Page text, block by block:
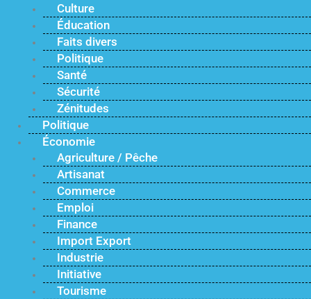
Culture
Éducation
Faits divers
Politique
Santé
Sécurité
Zénitudes
Politique
Économie
Agriculture / Pêche
Artisanat
Commerce
Emploi
Finance
Import Export
Industrie
Initiative
Tourisme